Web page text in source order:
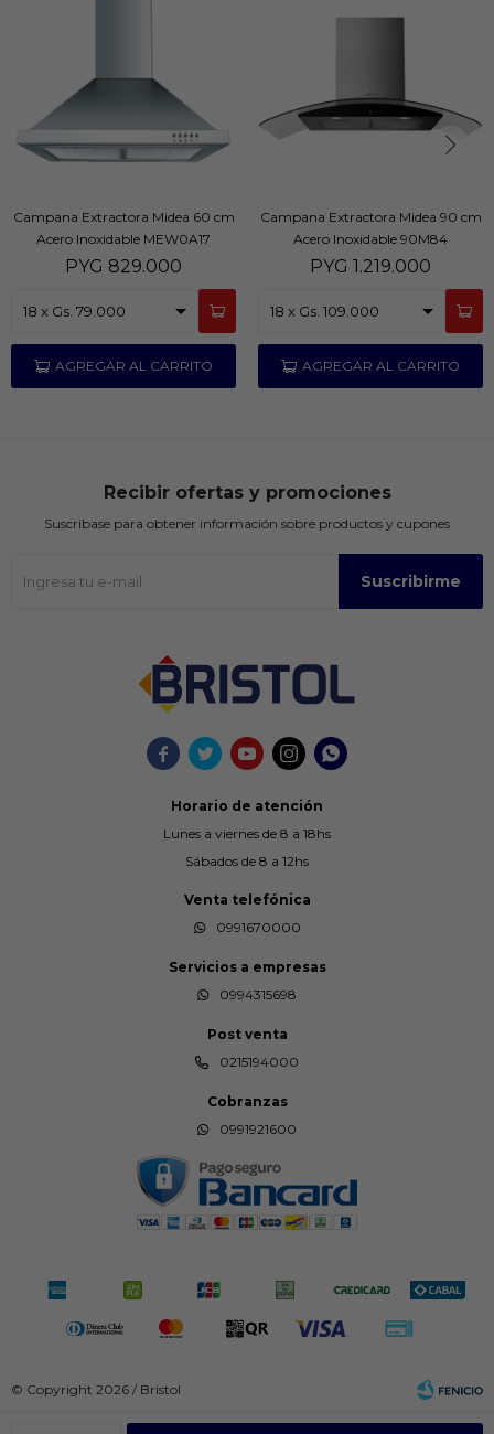
Campana Extractora Midea 60 cm
Acero Inoxidable MEW0A17
PYG 829.000
Campana Extractora Midea 90 cm
Acero Inoxidable 90M84
PYG 1.219.000
    
Horario de atención
Lunes a viernes de 8 a 18hs
Sábados de 8 a 12hs
Venta telefónica
0991670000
Servicios a empresas
0994315698
Post venta
0215194000
Cobranzas
0991921600
Recibir ofertas y promociones
Suscríbase para obtener información sobre productos y cupones
Suscribirme
© Copyright 2026 / Bristol